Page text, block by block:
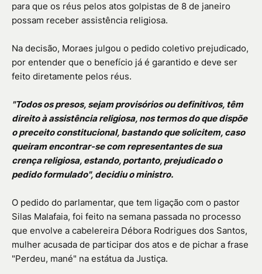
para que os réus pelos atos golpistas de 8 de janeiro
possam receber assistência religiosa.
Na decisão, Moraes julgou o pedido coletivo prejudicado,
por entender que o benefício já é garantido e deve ser
feito diretamente pelos réus.
"Todos os presos, sejam provisórios ou definitivos, têm
direito à assistência religiosa, nos termos do que dispõe
o preceito constitucional, bastando que solicitem, caso
queiram encontrar-se com representantes de sua
crença religiosa, estando, portanto, prejudicado o
pedido formulado", decidiu o ministro.
O pedido do parlamentar, que tem ligação com o pastor
Silas Malafaia, foi feito na semana passada no processo
que envolve a cabelereira Débora Rodrigues dos Santos,
mulher acusada de participar dos atos e de pichar a frase
"Perdeu, mané" na estátua da Justiça.